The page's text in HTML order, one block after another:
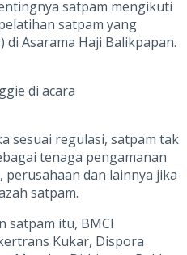
satpam mengikuti
satpam yang
di Asarama Haji Balikpapan.
di acara
sesuai regulasi, satpam tak
tenaga pengamanan
perusahaan dan lainnya jika
satpam.
satpam itu, BMCI
Kukar, Dispora